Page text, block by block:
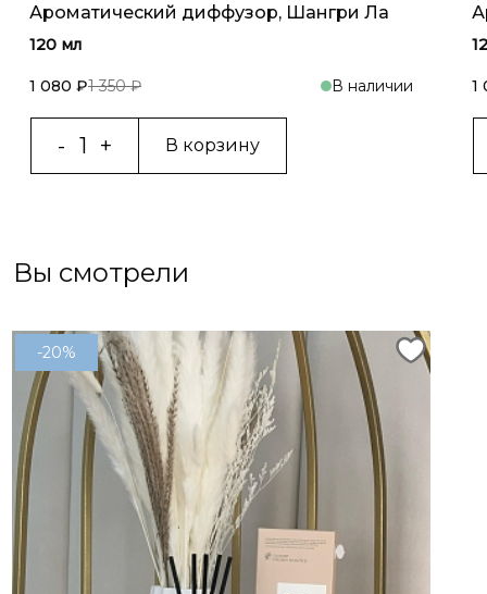
Ароматический диффузор, Шангри Ла
120 мл
1 080 ₽1 350 ₽ В наличии
В корзину
1
Вы смотрели
-20%